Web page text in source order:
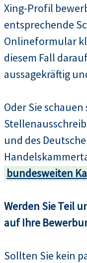
Xing-Profil
entsprechende
Onlineformular
diesem Fall
aussagekräftig
Oder Sie
und des
bundesweiten
Werden Sie Teil
auf Ihre
Sollten Sie kein